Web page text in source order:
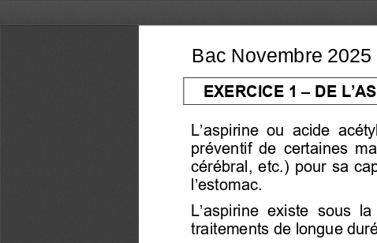
EXERCICE 1 – DE
L’aspirine
ou  acide
préventif  de  certaines
cérébral,  etc.) pour sa
l’estomac.
L’aspirine existe sous
traitements de longue